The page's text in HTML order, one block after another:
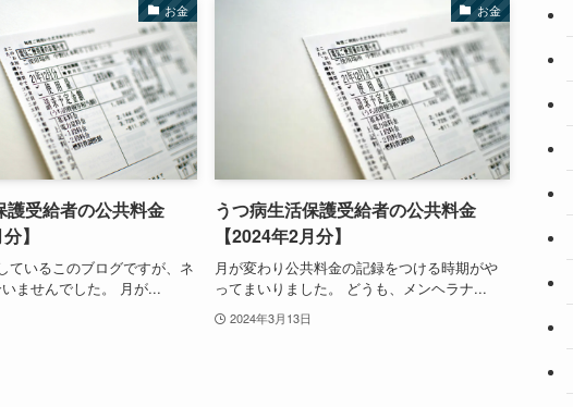
お金
護受給者の公共料金
】
ているこのブログですが、ネ
ませんでした。 月が...
お金
うつ病生活保護受給者の公共料金
【2024年2月分】
月が変わり公共料金の記録をつける時期がや
ってまいりました。 どうも、メンヘラナ...
2024年3月13日